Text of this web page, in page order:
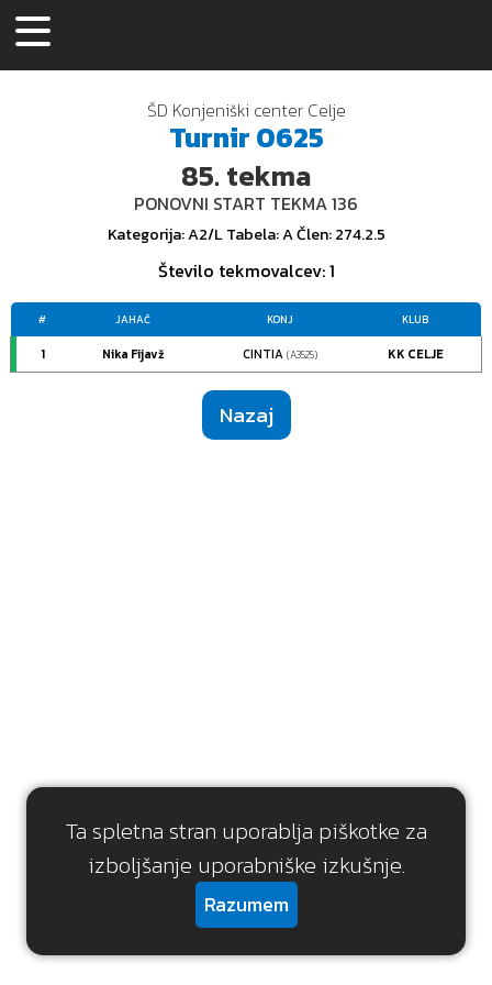
Ta spletna stran uporablja piškotke za
izboljšanje uporabniške izkušnje.
Razumem
ŠD Konjeniški center Celje
Turnir0625
85. tekma
PONOVNI START TEKMA 136
Kategorija: A2/LTabela: AČlen: 274.2.5
Število tekmovalcev: 1
# JAHAČ KONJ KLUB
1 Nika Fijavž CINTIA (A3525) KK CELJE
Nazaj